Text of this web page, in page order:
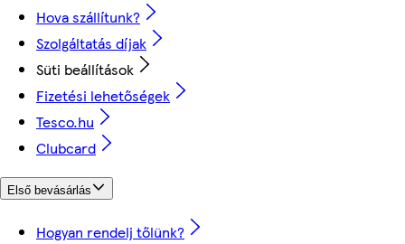
Hova szállítunk?
Szolgáltatás díjak
Süti beállítások
Fizetési lehetőségek
Tesco.hu
Clubcard
Első bevásárlás
Hogyan rendelj tőlünk?